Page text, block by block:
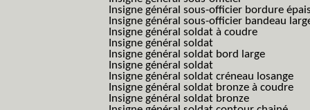
Insigne général sous-officier bordure
Insigne général sous-officier bandeau
Insigne général soldat à coudre
Insigne général soldat
Insigne général soldat bord large
Insigne général soldat
Insigne général soldat créneau losange
Insigne général soldat bronze à coudre
Insigne général soldat bronze